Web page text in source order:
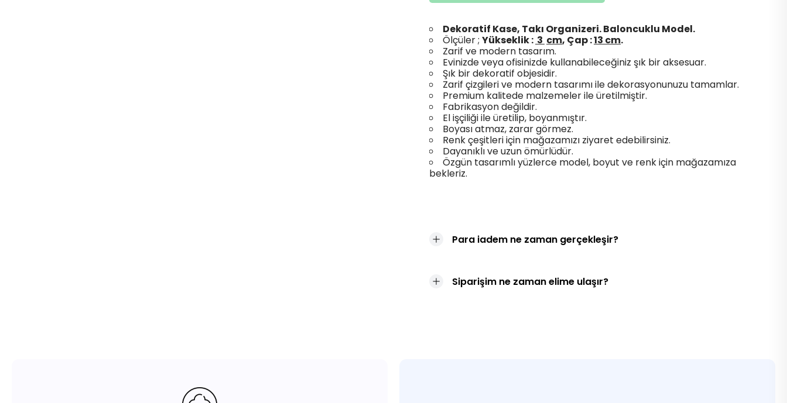
Dekoratif Kase, Takı Organizeri. Baloncuklu Model.
Ölçüler ;Yükseklik : 3 cm, Çap :13 cm.
Zarif ve modern tasarım.
Evinizde veya ofisinizde kullanabileceğiniz şık bir aksesuar.
Şık bir dekoratif objesidir.
Zarif çizgileri ve modern tasarımı ile dekorasyonunuzu tamamlar.
Premium kalitede malzemeler ile üretilmiştir.
Fabrikasyon değildir.
El işçiliği ile üretilip, boyanmıştır.
Boyası atmaz, zarar görmez.
Renk çeşitleri için mağazamızı ziyaret edebilirsiniz.
Dayanıklı ve uzun ömürlüdür.
Özgün tasarımlı yüzlerce model, boyut ve renk için mağazamıza
bekleriz.
Para iadem ne zaman gerçekleşir?
Siparişim ne zaman elime ulaşır?